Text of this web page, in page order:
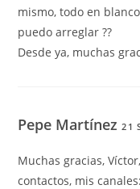
mismo, todo en
puedo arreglar ??
Desde ya, muchas
Pepe Martínez21
Muchas gracias,
contactos, mis canales: